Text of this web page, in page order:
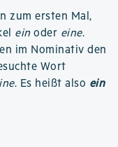
zum ersten Mal,
ein oder eine.
im Nominativ den
Wort
. Es heißt also ein